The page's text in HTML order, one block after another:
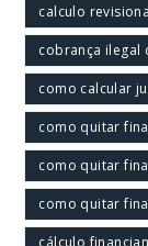
calculo
cobrança ilegal
como calcular
como quitar
como quitar
como quitar
cálculo